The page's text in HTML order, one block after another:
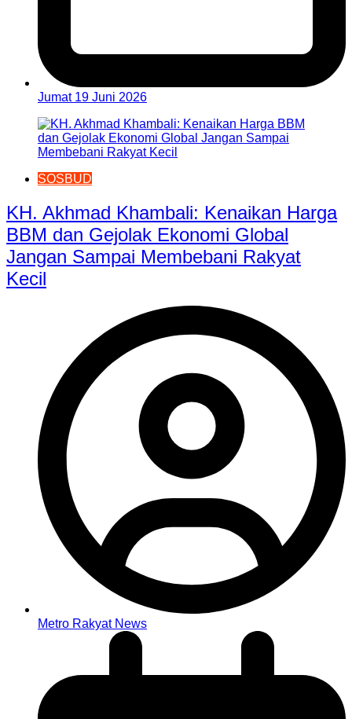
Jumat 19 Juni 2026
SOSBUD
KH. Akhmad Khambali: Kenaikan Harga
BBM dan Gejolak Ekonomi Global
Jangan Sampai Membebani Rakyat
Kecil
Metro Rakyat News